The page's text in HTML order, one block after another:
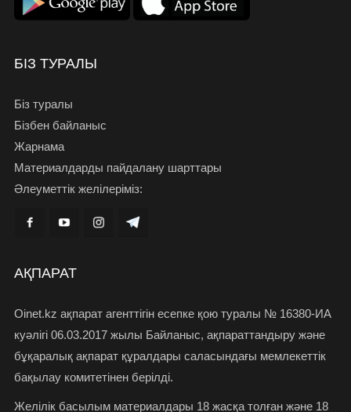
БІЗ ТУРАЛЫ
Біз туралы
Бізбен байланыс
Жарнама
Материалдарды пайдалану шарттары
Әлеуметтік желілеріміз:
АҚПАРАТ
Oinet.kz ақпарат агенттігін есепке қою туралы № 16380-ИА
куәлігі 06.03.2017 жылы Байланыс, ақпараттандыру және
бұқаралық ақпарат құралдары саласындағы мемлекеттік
бақылау комитетінен берілді.
Желілік басылым материалдары 18 жасқа толған және 18